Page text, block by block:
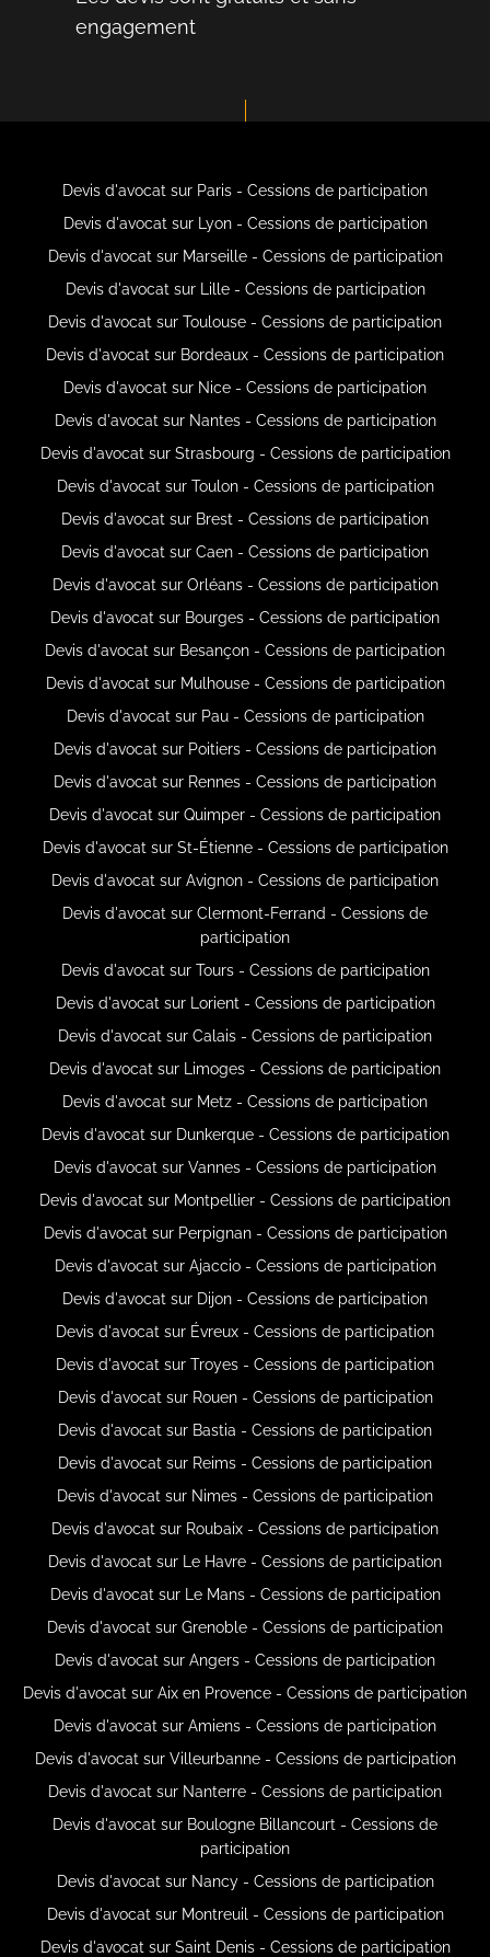
engagement
Devis d'avocat sur Paris - Cessions de participation
Devis d'avocat sur Lyon - Cessions de participation
Devis d'avocat sur Marseille - Cessions de participation
Devis d'avocat sur Lille - Cessions de participation
Devis d'avocat sur Toulouse - Cessions de participation
Devis d'avocat sur Bordeaux - Cessions de participation
Devis d'avocat sur Nice - Cessions de participation
Devis d'avocat sur Nantes - Cessions de participation
Devis d'avocat sur Strasbourg - Cessions de participation
Devis d'avocat sur Toulon - Cessions de participation
Devis d'avocat sur Brest - Cessions de participation
Devis d'avocat sur Caen - Cessions de participation
Devis d'avocat sur Orléans - Cessions de participation
Devis d'avocat sur Bourges - Cessions de participation
Devis d'avocat sur Besançon - Cessions de participation
Devis d'avocat sur Mulhouse - Cessions de participation
Devis d'avocat sur Pau - Cessions de participation
Devis d'avocat sur Poitiers - Cessions de participation
Devis d'avocat sur Rennes - Cessions de participation
Devis d'avocat sur Quimper - Cessions de participation
Devis d'avocat sur St-Étienne - Cessions de participation
Devis d'avocat sur Avignon - Cessions de participation
Devis d'avocat sur Clermont-Ferrand - Cessions de
participation
Devis d'avocat sur Tours - Cessions de participation
Devis d'avocat sur Lorient - Cessions de participation
Devis d'avocat sur Calais - Cessions de participation
Devis d'avocat sur Limoges - Cessions de participation
Devis d'avocat sur Metz - Cessions de participation
Devis d'avocat sur Dunkerque - Cessions de participation
Devis d'avocat sur Vannes - Cessions de participation
Devis d'avocat sur Montpellier - Cessions de participation
Devis d'avocat sur Perpignan - Cessions de participation
Devis d'avocat sur Ajaccio - Cessions de participation
Devis d'avocat sur Dijon - Cessions de participation
Devis d'avocat sur Évreux - Cessions de participation
Devis d'avocat sur Troyes - Cessions de participation
Devis d'avocat sur Rouen - Cessions de participation
Devis d'avocat sur Bastia - Cessions de participation
Devis d'avocat sur Reims - Cessions de participation
Devis d'avocat sur Nimes - Cessions de participation
Devis d'avocat sur Roubaix - Cessions de participation
Devis d'avocat sur Le Havre - Cessions de participation
Devis d'avocat sur Le Mans - Cessions de participation
Devis d'avocat sur Grenoble - Cessions de participation
Devis d'avocat sur Angers - Cessions de participation
Devis d'avocat sur Aix en Provence - Cessions de participation
Devis d'avocat sur Amiens - Cessions de participation
Devis d'avocat sur Villeurbanne - Cessions de participation
Devis d'avocat sur Nanterre - Cessions de participation
Devis d'avocat sur Boulogne Billancourt - Cessions de
participation
Devis d'avocat sur Nancy - Cessions de participation
Devis d'avocat sur Montreuil - Cessions de participation
Devis d'avocat sur Saint Denis - Cessions de participation